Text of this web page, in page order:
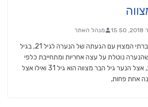
מנהל האתר
בת מצווה הוא אירוע חברתי המצוין עם הגעתה של הנערה לגיל 21, בגיל
נוטלת על עצה אחריות ומתחייבת כלפי
החברה על קיום מצוות, אצל הנער גיל הבר מצווה הוא גיל 31 ואילו אצל